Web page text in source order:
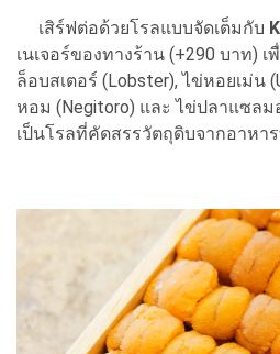
เสิร์ฟต่อด้วยโรลแบบจัดเต็มกับ
เนเจอร์ของทางร้าน (+290 บาท)
ล็อบสเตอร์ (Lobster), ไข่หอยเม่น
หอม (Negitoro) และ ไข่ปลาแซลม
เป็นโรลที่คัดสรรวัตถุดิบจากอาหาร